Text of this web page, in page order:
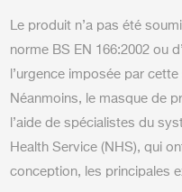
Le produit n’a pas été
norme BS EN 166:2002 ou
l’urgence imposée par
Néanmoins, le masque de
l’aide de spécialistes du
Health Service (NHS), qui
conception, les principales